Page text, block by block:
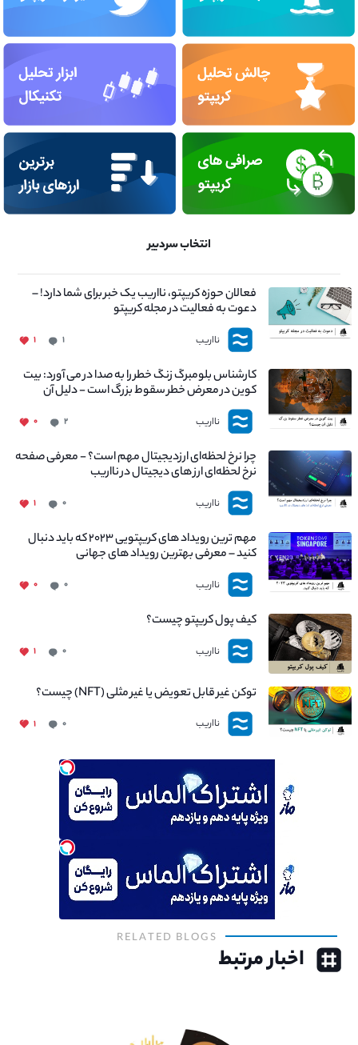
انتخاب سردبیر
فعالان حوزه کریپتو، نااریب یک خبر برای شما دارد! –
دعوت به فعالیت در مجله کریپتو
نااریب ۱ ۱
کارشناس بلومبرگ زنگ خطر را به صدا در می آورد: بیت
کوین در معرض خطر سقوط بزرگ است - دلیل آن
چیست؟
نااریب ۲ ۰
چرا نرخ لحظه‌ای ارزدیجیتال مهم است؟ - معرفی صفحه
نرخ لحظه‌ای ارز های دیجیتال در نااریب
نااریب ۰ ۱
مهم ترین رویداد های کریپتویی ۲۰۲۳ که باید دنبال
کنید – معرفی بهترین رویداد های جهانی
نااریب ۰ ۰
کیف پول کریپتو چیست؟
نااریب ۰ ۱
توکن غیر قابل تعویض یا غیر مثلی (NFT) چیست؟
نااریب ۰ ۱
RELATED BLOGS
اخبار مرتبط